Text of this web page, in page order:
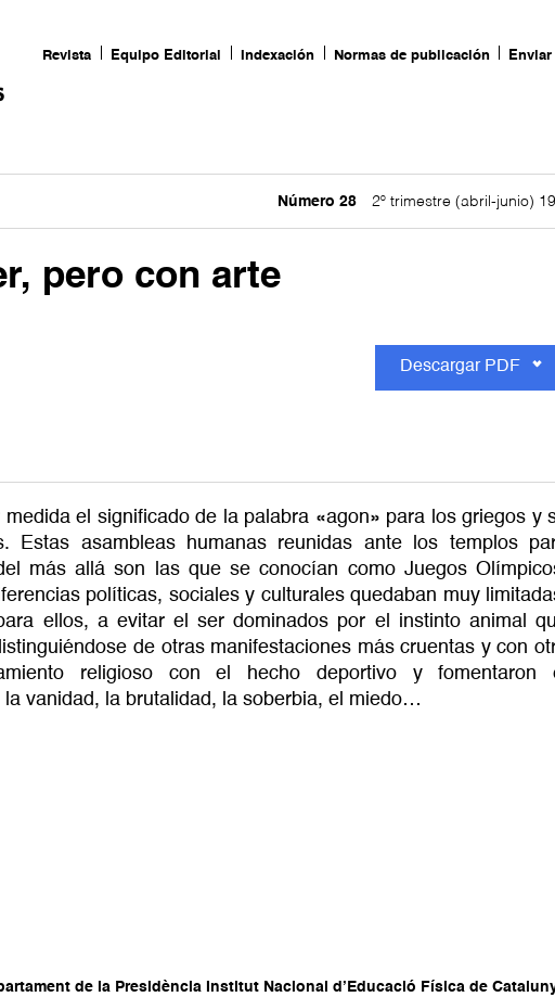
Revista Equipo Editorial Indexación Normas de publicación
Número 28 2º trimestre (abril-junio)
pero con arte
Descargar PDF
medida el significado de la palabra «agon» para los griegos y
Estas asambleas humanas reunidas ante los templos
más allá son las que se conocían como Juegos
políticas, sociales y culturales quedaban muy
ellos, a evitar el ser dominados por el instinto animal
de otras manifestaciones más cruentas y con
religioso con el hecho deportivo y fomentaron
vanidad, la brutalidad, la soberbia, el miedo…
de la Presidència Institut Nacional d’Educació Física de